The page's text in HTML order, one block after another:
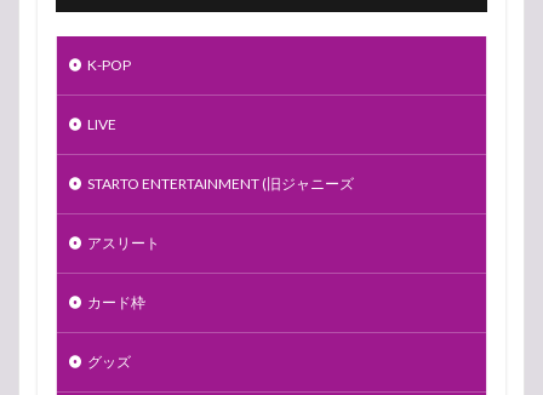
K-POP
LIVE
STARTO ENTERTAINMENT (旧ジャニーズ
アスリート
カード枠
グッズ